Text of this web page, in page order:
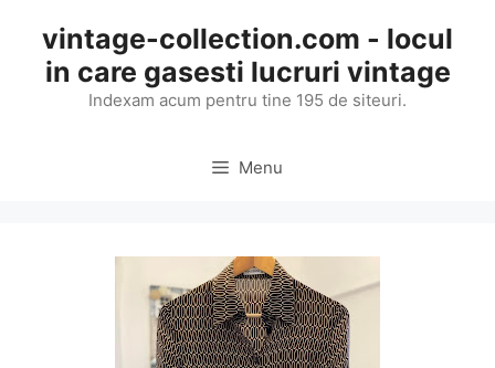
content
vintage-collection.com - locul
in care gasesti lucruri vintage
Indexam acum pentru tine 195 de siteuri.
Menu